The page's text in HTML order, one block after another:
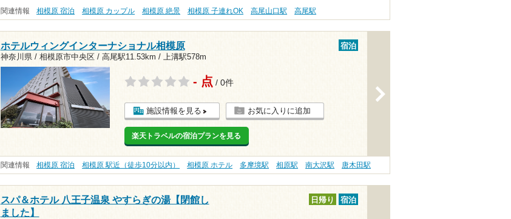
関連情報 相模原 宿泊 相模原 カップル 相模原 絶景 相模原 子連れOK 高尾山口駅 高尾駅
ホテルウィングインターナショナル相模原
神奈川県 / 相模原市中央区 / 高尾駅11.53km / 上溝駅578m
宿泊
- 点 / 0件
施設情報を見る お気に入りに追加
楽天トラベルの宿泊プランを見る
関連情報 相模原 宿泊 相模原 駅近（徒歩10分以内） 相模原 ホテル 多摩境駅 相原駅 南大沢駅 唐木田駅
スパ＆ホテル 八王子温泉 やすらぎの湯【閉館し
ました】
日帰り 宿泊